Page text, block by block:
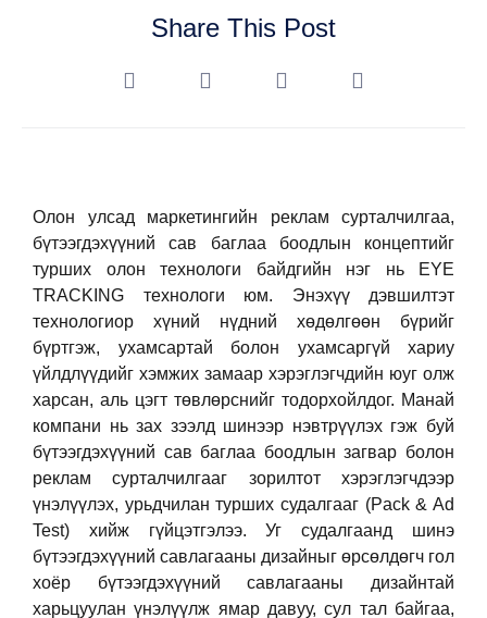
Share This Post
Олон улсад маркетингийн реклам сурталчилгаа,
бүтээгдэхүүний сав баглаа боодлын концептийг
турших олон технологи байдгийн нэг нь EYE
TRACKING технологи юм. Энэхүү дэвшилтэт
технологиор хүний нүдний хөдөлгөөн бүрийг
бүртгэж, ухамсартай болон ухамсаргүй хариу
үйлдлүүдийг хэмжих замаар хэрэглэгчдийн юуг олж
харсан, аль цэгт төвлөрснийг тодорхойлдог. Манай
компани нь зах зээлд шинээр нэвтрүүлэх гэж буй
бүтээгдэхүүний сав баглаа боодлын загвар болон
реклам сурталчилгааг зорилтот хэрэглэгчдээр
үнэлүүлэх, урьдчилан турших судалгааг (Pack & Ad
Test) хийж гүйцэтгэлээ. Уг судалгаанд шинэ
бүтээгдэхүүний савлагааны дизайныг өрсөлдөгч гол
хоёр бүтээгдэхүүний савлагааны дизайнтай
харьцуулан үнэлүүлж ямар давуу, сул тал байгаа,